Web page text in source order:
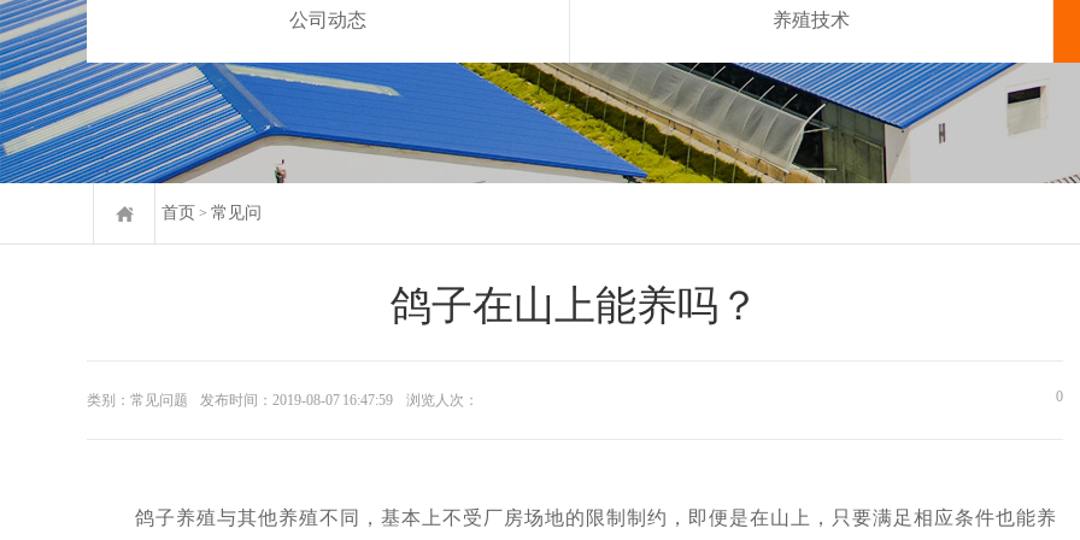
公司动态 养殖技术
首页 > 常见问
鸽子在山上能养吗？
类别：常见问题 发布时间：2019-08-07 16:47:59 浏览人次： 0
鸽子养殖与其他养殖不同，基本上不受厂房场地的限制制约，即便是在山上，只要满足相应条件也能养